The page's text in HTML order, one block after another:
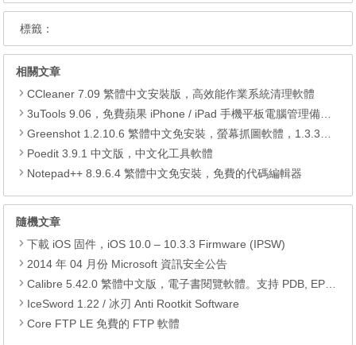
標籤：
相關文章
CCleaner 7.09 繁體中文安裝版，高效能作業系統清理軟體
3uTools 9.06，免費蘋果 iPhone / iPad 手機平板電腦管理備份還原軟體
Greenshot 1.2.10.6 繁體中文免安裝，螢幕抓圖軟體，1.3.315 安裝版
Poedit 3.9.1 中文版，中文化工具軟體
Notepad++ 8.9.6.4 繁體中文免安裝，免費的代碼編輯器
隨機文章
下載 iOS 固件，iOS 10.0 – 10.3.3 Firmware (IPSW)
2014 年 04 月份 Microsoft 資訊安全公告
Calibre 5.42.0 繁體中文版，電子書閱覽軟體。支持 PDB, EPUB, MOBI, SNB
IceSword 1.22 / 冰刃 Anti Rootkit Software
Core FTP LE 免費的 FTP 軟體